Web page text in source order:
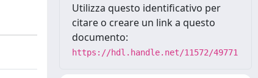
Utilizza questo identificativo per
citare o creare un link a questo
documento:
https://hdl.handle.net/11572/49771